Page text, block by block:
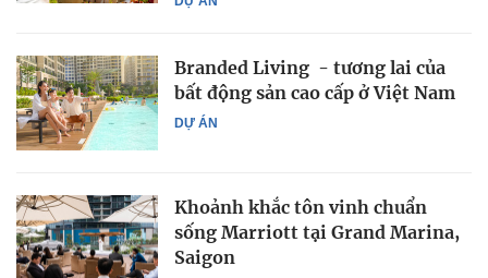
DỰ ÁN
Branded Living - tương lai của
bất động sản cao cấp ở Việt Nam
Khoảnh khắc tôn vinh chuẩn
sống Marriott tại Grand Marina,
Saigon